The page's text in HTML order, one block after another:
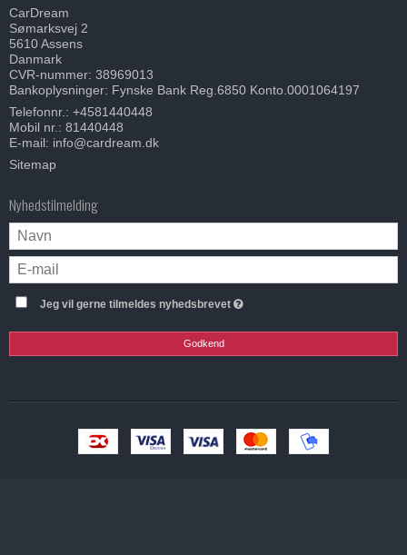
CarDream
Sømarksvej 2
5610 Assens
Danmark
CVR-nummer: 38969013
Bankoplysninger: Fynske Bank Reg.6850 Konto.0001064197
Telefonnr.: +4581440448
Mobil nr.: 81440448
E-mail: info@cardream.dk
Sitemap
Nyhedstilmelding
Jeg vil gerne tilmeldes nyhedsbrevet
Godkend